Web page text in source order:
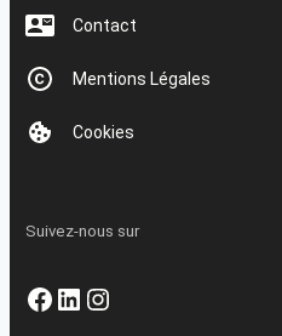
Contact
Mentions Légales
Cookies
Suivez-nous sur
Facebook
LinkedIn
Instagram